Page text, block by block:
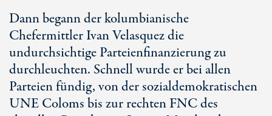
Dann begann der kolumbianische
Chefermittler Ivan Velasquez die
undurchsichtige Parteienfinanzierung zu
durchleuchten. Schnell wurde er bei allen
Parteien fündig, von der sozialdemokratischen
UNE Coloms bis zur rechten FNC des